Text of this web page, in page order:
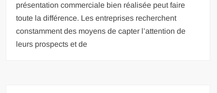
présentation commerciale bien réalisée peut faire
toute la différence. Les entreprises recherchent
constamment des moyens de capter l’attention de
leurs prospects et de